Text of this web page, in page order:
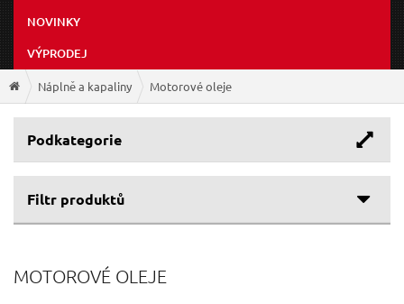
NOVINKY
VÝPRODEJ
Náplně a kapaliny Motorové oleje
Podkategorie
Filtr produktů
Výrobce
MOTOROVÉ OLEJE